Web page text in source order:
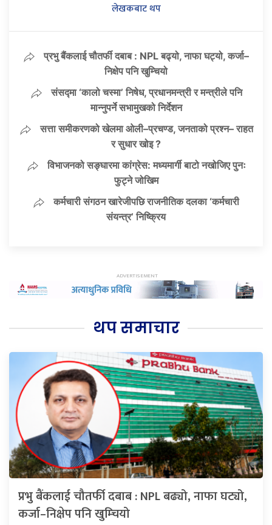
लेखकबाट थप
प्रभु बैंकलाई चौतर्फी दबाब : NPL बढ्यो, नाफा घट्यो, कर्जा–
निक्षेप पनि खुम्चियो
संसद्मा ‘कालो चस्मा’ निषेध, प्रधानमन्त्री र मन्त्रीले पनि
मान्नुपर्ने सभामुखको निर्देशन
सत्ता समीकरणको खेलमा ओली–प्रचण्ड, जनताको प्रश्न– राहत
र सुधार खोइ ?
विभाजनको सङ्घारमा कांग्रेस: मध्यमार्गी बाटो नखोजिए पुनः
फुट्ने जोखिम
कर्मचारी संगठन खारेजीपछि राजनीतिक दलका ‘कर्मचारी
संयन्त्र’ निष्क्रिय
थप समाचार
प्रभु बैंकलाई चौतर्फी दबाब : NPL बढ्यो, नाफा घट्यो,
कर्जा–निक्षेप पनि खुम्चियो